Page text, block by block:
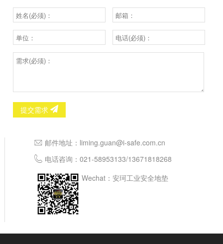
提交需求
邮件地址： liming.guan@i-safe.com.cn
电话咨询： 021-58953133/13671818268
Wechat：安珂工业安全地垫